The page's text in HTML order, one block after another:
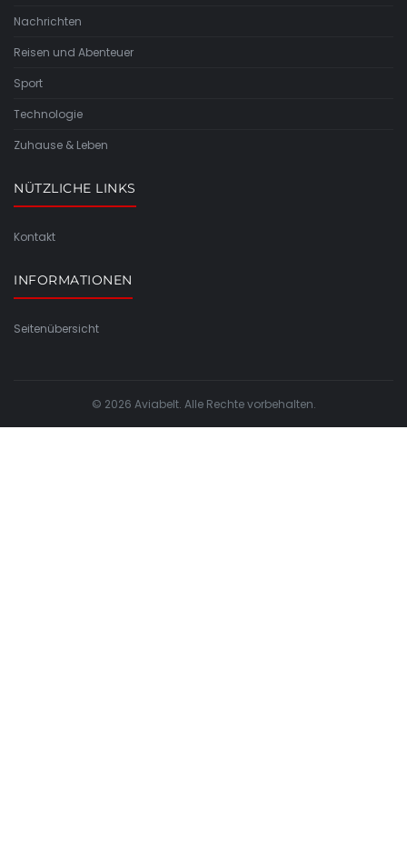
Nachrichten
Reisen und Abenteuer
Sport
Technologie
Zuhause & Leben
NÜTZLICHE LINKS
Kontakt
INFORMATIONEN
Seitenübersicht
© 2026 Aviabelt. Alle Rechte vorbehalten.